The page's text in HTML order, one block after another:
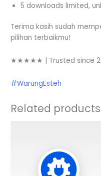
5 downloads limited,
Terima kasih sudah
pilihan terbaikmu!
★★★★★ | Trusted since
#WarungEsteh
Related products